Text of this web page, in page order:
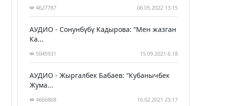
4627787 06.05.2022 13:15
АУДИО - Сонунбүбү Кадырова: “Мен жазган
Ка...
5045931 15.09.2021 6:18
АУДИО - Жыргалбек Бабаев: “Кубанычбек
Жума...
4666868 10.02.2021 23:17